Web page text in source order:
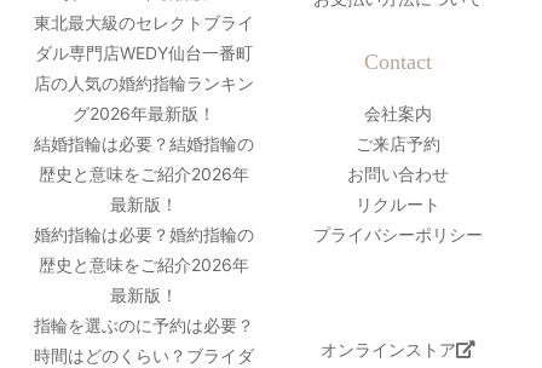
東北最大級のセレクトブライ
ダル専門店WEDY仙台一番町
店の人気の婚約指輪ランキン
グ2026年最新版！
結婚指輪は必要？結婚指輪の
歴史と意味をご紹介2026年
最新版！
婚約指輪は必要？婚約指輪の
歴史と意味をご紹介2026年
最新版！
指輪を選ぶのに予約は必要？
時間はどのくらい？ブライダ
Contact
会社案内
ご来店予約
お問い合わせ
リクルート
プライバシーポリシー
オンラインストア